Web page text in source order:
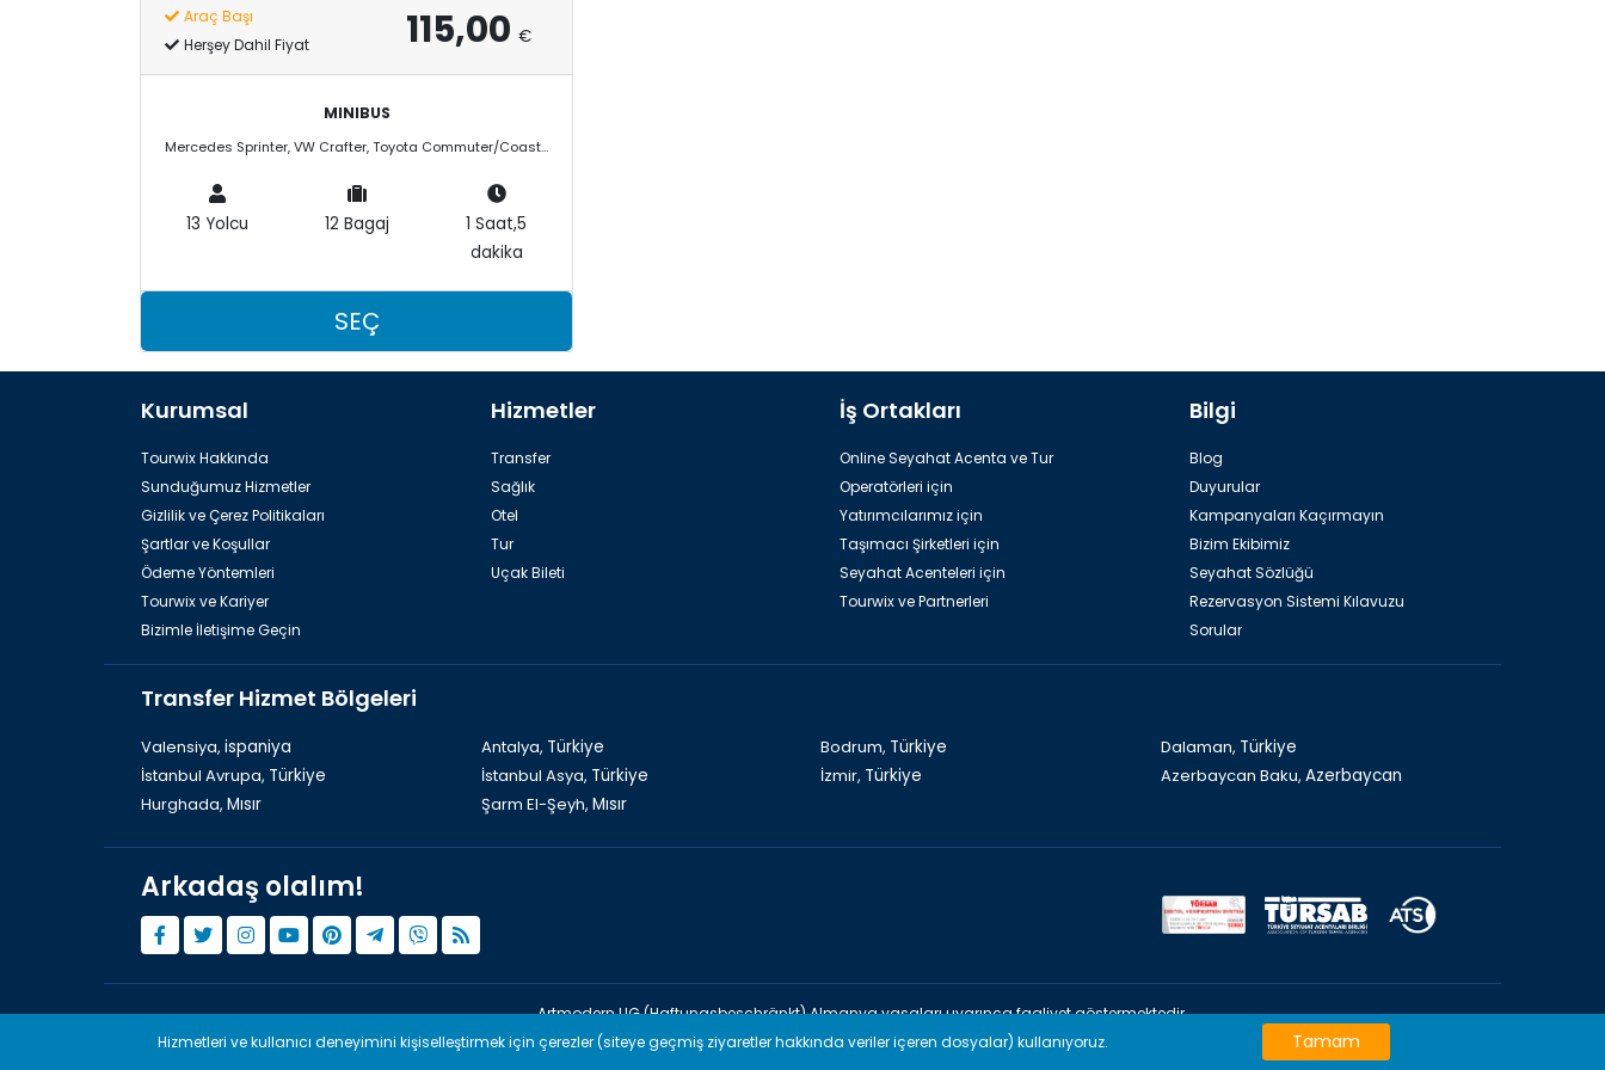
Araç Başı
Herşey Dahil Fiyat
115,00 €
MINIBUS
Mercedes Sprinter, VW Crafter, Toyota Commuter/Coaster
13 Yolcu 12 Bagaj
1 Saat,5
dakika
SEÇ
Kurumsal
Tourwix Hakkında
Sunduğumuz Hizmetler
Gizlilik ve Çerez Politikaları
Şartlar ve Koşullar
Ödeme Yöntemleri
Tourwix ve Kariyer
Bizimle İletişime Geçin
Hizmetler
Transfer
Sağlık
Otel
Tur
Uçak Bileti
İş Ortakları
Online Seyahat Acenta ve Tur
Operatörleri için
Yatırımcılarımız için
Taşımacı Şirketleri için
Seyahat Acenteleri için
Tourwix ve Partnerleri
Bilgi
Blog
Duyurular
Kampanyaları Kaçırmayın
Bizim Ekibimiz
Seyahat Sözlüğü
Rezervasyon Sistemi Kılavuzu
Sorular
Transfer Hizmet Bölgeleri
Valensiya, ispaniya Antalya, Türkiye Bodrum, Türkiye Dalaman, Türkiye
İstanbul Avrupa, Türkiye İstanbul Asya, Türkiye İzmir, Türkiye Azerbaycan Baku, Azerbaycan
Hurghada, Mısır Şarm El-Şeyh, Mısır
Arkadaş olalım!
Artmodern UG (Haftungsbeschränkt) Almanya yasaları uyarınca faaliyet göstermektedir
TOURWİX & Venovas Travel (TÜRSAB: A-10960) Türkiye yasaları uyarınca faaliyet göstermektedir
Hizmetleri ve kullanıcı deneyimini kişiselleştirmek için çerezler (siteye geçmiş ziyaretler hakkında veriler içeren dosyalar) kullanıyoruz. Tamam